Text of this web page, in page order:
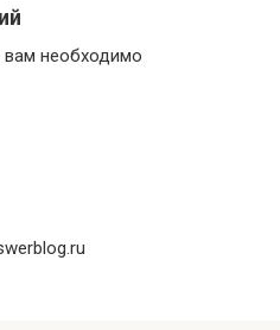
вам необходимо